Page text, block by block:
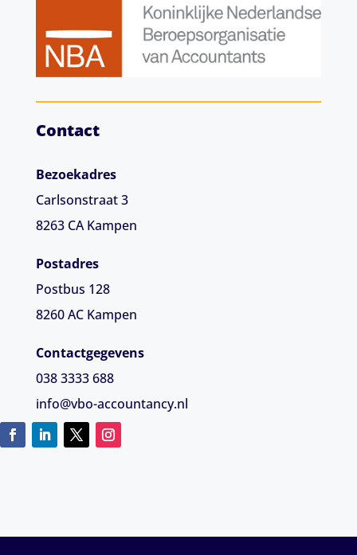
Contact
Bezoekadres
Carlsonstraat 3
8263 CA Kampen
Postadres
Postbus 128
8260 AC Kampen
Contactgegevens
038 3333 688
info@vbo-accountancy.nl